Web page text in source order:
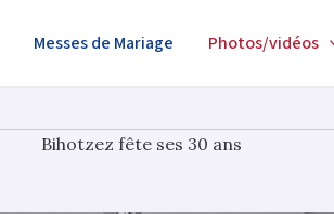
Messes de Mariage Photos/vidéos
Bihotzez fête ses 30 ans